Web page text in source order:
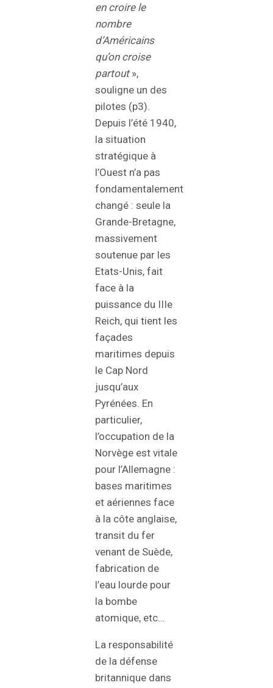
en croire le
nombre
d’Américains
qu’on croise
partout»,
souligne un des
pilotes (p3).
Depuis l’été 1940,
la situation
stratégique à
l’Ouest n’a pas
fondamentalement
changé : seule la
Grande-Bretagne,
massivement
soutenue par les
Etats-Unis, fait
face à la
puissance du IIIe
Reich, qui tient les
façades
maritimes depuis
le Cap Nord
jusqu’aux
Pyrénées. En
particulier,
l’occupation de la
Norvège est vitale
pour l’Allemagne :
bases maritimes
et aériennes face
à la côte anglaise,
transit du fer
venant de Suède,
fabrication de
l’eau lourde pour
la bombe
atomique, etc…
La responsabilité
de la défense
britannique dans